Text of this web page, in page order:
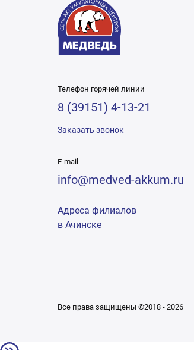
Телефон горячей линии
8 (39151) 4-13-21
Заказать звонок
E-mail
info@medved-akkum.ru
Адреса филиалов
в Ачинске
Все права защищены ©2018 - 2026